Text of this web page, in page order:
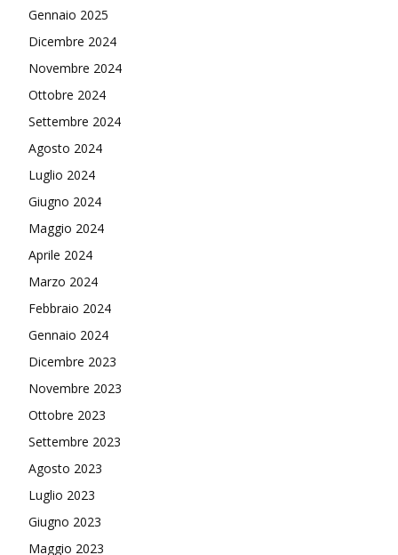
Gennaio 2025
Dicembre 2024
Novembre 2024
Ottobre 2024
Settembre 2024
Agosto 2024
Luglio 2024
Giugno 2024
Maggio 2024
Aprile 2024
Marzo 2024
Febbraio 2024
Gennaio 2024
Dicembre 2023
Novembre 2023
Ottobre 2023
Settembre 2023
Agosto 2023
Luglio 2023
Giugno 2023
Maggio 2023